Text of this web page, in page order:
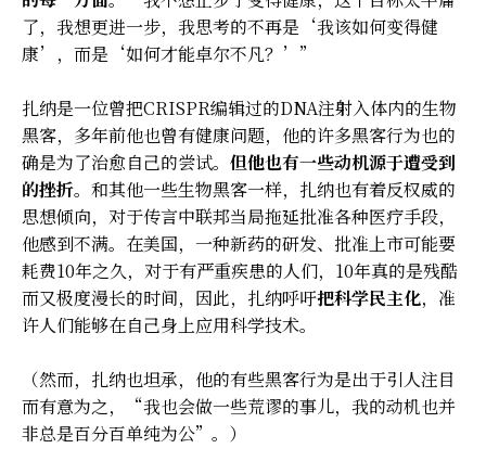
了，我想更进一步，我思考的不再是‘我该如何变得健
康’，而是‘如何才能卓尔不凡？’”
扎纳是一位曾把CRISPR编辑过的DNA注射入体内的生物
黑客，多年前他也曾有健康问题，他的许多黑客行为也的
确是为了治愈自己的尝试。 但他也有一些动机源于遭受到
的挫折。和其他一些生物黑客一样，扎纳也有着反权威的
思想倾向，对于传言中联邦当局拖延批准各种医疗手段，
他感到不满。在美国，一种新药的研发、批准上市可能要
耗费10年之久，对于有严重疾患的人们，10年真的是残酷
而又极度漫长的时间，因此，扎纳呼吁把科学民主化，准
许人们能够在自己身上应用科学技术。
（然而，扎纳也坦承，他的有些黑客行为是出于引人注目
而有意为之，“我也会做一些荒谬的事儿，我的动机也并
非总是百分百单纯为公”。）